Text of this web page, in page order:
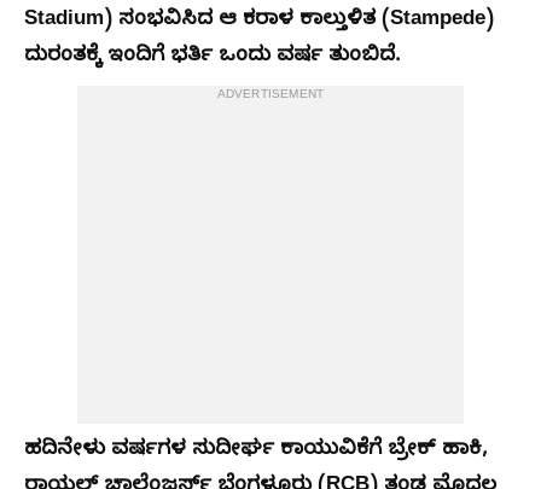
Stadium) ಸಂಭವಿಸಿದ ಆ ಕರಾಳ ಕಾಲ್ತುಳಿತ (Stampede)
ದುರಂತಕ್ಕೆ ಇಂದಿಗೆ ಭರ್ತಿ ಒಂದು ವರ್ಷ ತುಂಬಿದೆ.
ADVERTISEMENT
ಹದಿನೇಳು ವರ್ಷಗಳ ಸುದೀರ್ಘ ಕಾಯುವಿಕೆಗೆ ಬ್ರೇಕ್ ಹಾಕಿ,